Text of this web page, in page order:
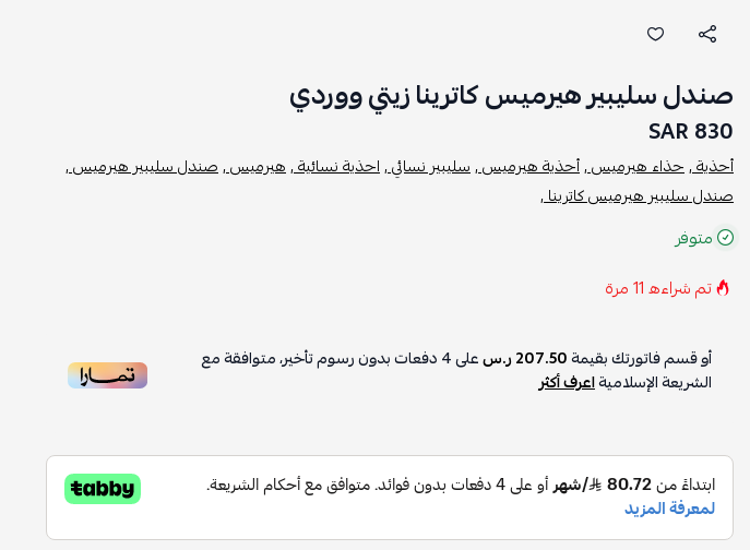
صندل سليبير هيرميس كاترينا زيتي ووردي
830 SAR
أحذية ,حذاء هيرميس ,أحذية هيرميس ,سليبير نسائي ,احذية نسائية ,هيرميس ,صندل سليبير هيرميس ,
صندل سليبير هيرميس كاترينا ,
متوفر
تم شراءه11مرة
أو قسم فاتورتك بقيمة207.50 ر.س على4دفعات بدون رسوم تأخير، متوافقة مع
الشريعة الإسلاميةاعرف أكثر